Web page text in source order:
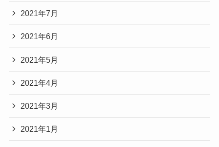
2021年7月
2021年6月
2021年5月
2021年4月
2021年3月
2021年1月